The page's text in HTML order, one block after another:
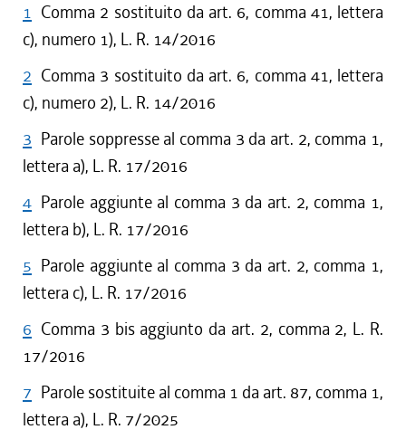
1 Comma 2 sostituito da art. 6, comma 41, lettera
c), numero 1), L. R. 14/2016
2 Comma 3 sostituito da art. 6, comma 41, lettera
c), numero 2), L. R. 14/2016
3 Parole soppresse al comma 3 da art. 2, comma 1,
lettera a), L. R. 17/2016
4 Parole aggiunte al comma 3 da art. 2, comma 1,
lettera b), L. R. 17/2016
5 Parole aggiunte al comma 3 da art. 2, comma 1,
lettera c), L. R. 17/2016
6 Comma 3 bis aggiunto da art. 2, comma 2, L. R.
17/2016
7 Parole sostituite al comma 1 da art. 87, comma 1,
lettera a), L. R. 7/2025